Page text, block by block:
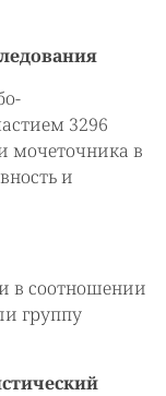
3296
мочеточника в
и
в соотношении
группу